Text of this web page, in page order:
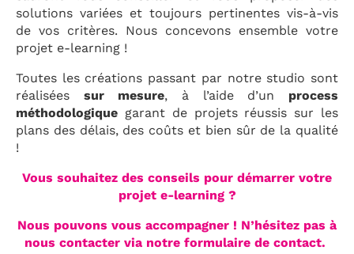
solutions variées et toujours pertinentes vis-à-vis
de vos critères. Nous concevons ensemble votre
projet e-learning !
Toutes les créations passant par notre studio sont
réalisées sur mesure, à l’aide d’un process
méthodologique garant de projets réussis sur les
plans des délais, des coûts et bien sûr de la qualité
!
Vous souhaitez des conseils pour démarrer votre
projet e-learning ?
Nous pouvons vous accompagner ! N’hésitez pas à
nous contacter via notre formulaire de contact.